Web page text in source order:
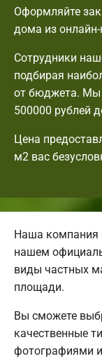
Оформляйте
дома из онлайн-
Сотрудники
подбирая
от бюджета. Мы
500000 рублей
Цена
м2 вас
Наша компания
нашем
виды частных
площади.
Вы сможете
качественные
фотографиями